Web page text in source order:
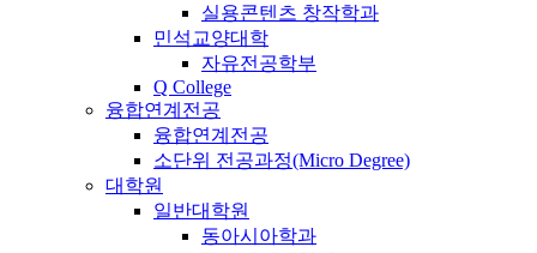
실용콘텐츠 창작학과
민석교양대학
자유전공학부
Q College
융합연계전공
융합연계전공
소단위 전공과정(Micro Degree)
대학원
일반대학원
동아시아학과